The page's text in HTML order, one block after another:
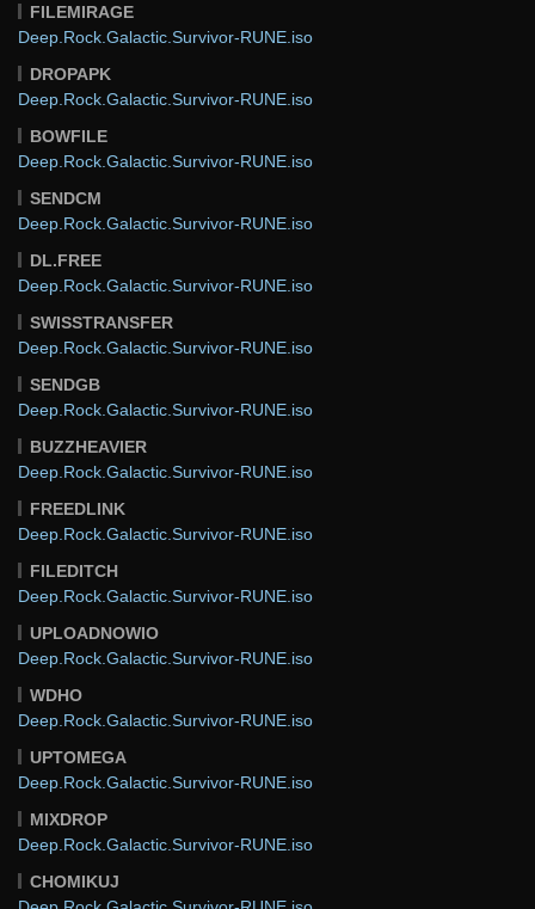
FILEMIRAGE
Deep.Rock.Galactic.Survivor-RUNE.iso
DROPAPK
Deep.Rock.Galactic.Survivor-RUNE.iso
BOWFILE
Deep.Rock.Galactic.Survivor-RUNE.iso
SENDCM
Deep.Rock.Galactic.Survivor-RUNE.iso
DL.FREE
Deep.Rock.Galactic.Survivor-RUNE.iso
SWISSTRANSFER
Deep.Rock.Galactic.Survivor-RUNE.iso
SENDGB
Deep.Rock.Galactic.Survivor-RUNE.iso
BUZZHEAVIER
Deep.Rock.Galactic.Survivor-RUNE.iso
FREEDLINK
Deep.Rock.Galactic.Survivor-RUNE.iso
FILEDITCH
Deep.Rock.Galactic.Survivor-RUNE.iso
UPLOADNOWIO
Deep.Rock.Galactic.Survivor-RUNE.iso
WDHO
Deep.Rock.Galactic.Survivor-RUNE.iso
UPTOMEGA
Deep.Rock.Galactic.Survivor-RUNE.iso
MIXDROP
Deep.Rock.Galactic.Survivor-RUNE.iso
CHOMIKUJ